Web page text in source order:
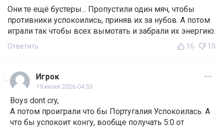
Они те ещё бустеры... Пропустили один мяч, чтобы
противники успокоились, приняв их за нубов. А потом
играли так чтобы всех вымотать и забрали их энергию.
Ответить 16 10
Игрок
19 июня 2026 04:53
Boys dont cry,
А потом проиграли что бы Португалия Успокоилась. А
что бы успокоит конгу, вообще получать 5:0 от